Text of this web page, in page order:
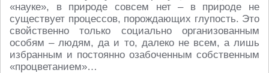
«науке», в природе совсем нет – в природе не
существует процессов, порождающих глупость. Это
свойственно только социально организованным
особям – людям, да и то, далеко не всем, а лишь
избранным и постоянно озабоченным собственным
«процветанием»…